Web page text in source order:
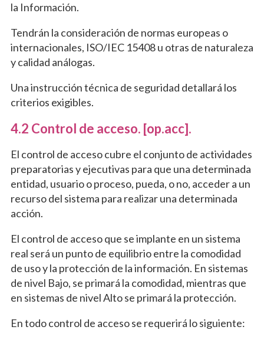
la Información.
Tendrán la consideración de normas europeas o
internacionales, ISO/IEC 15408 u otras de naturaleza
y calidad análogas.
Una instrucción técnica de seguridad detallará los
criterios exigibles.
4.2 Control de acceso. [op.acc].
El control de acceso cubre el conjunto de actividades
preparatorias y ejecutivas para que una determinada
entidad, usuario o proceso, pueda, o no, acceder a un
recurso del sistema para realizar una determinada
acción.
El control de acceso que se implante en un sistema
real será un punto de equilibrio entre la comodidad
de uso y la protección de la información. En sistemas
de nivel Bajo, se primará la comodidad, mientras que
en sistemas de nivel Alto se primará la protección.
En todo control de acceso se requerirá lo siguiente: